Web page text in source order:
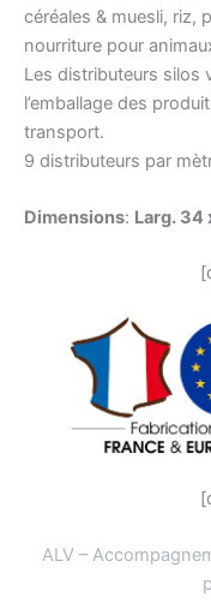
céréales & muesli, riz,
nourriture pour
Les distributeurs silos
l’emballage des
transport.
9 distributeurs par
Dimensions: Larg. 34
ALV –